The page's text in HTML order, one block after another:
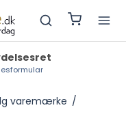
3-4 uger
varemærke /